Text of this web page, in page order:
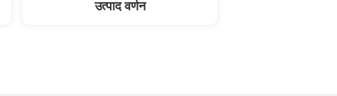
उत्पाद वर्णन